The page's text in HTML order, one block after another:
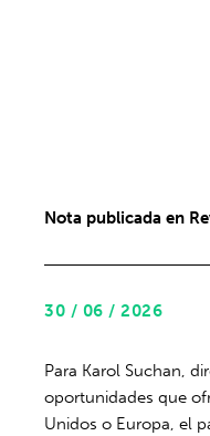
Nota publicada en
30 / 06 / 2026
Para Karol Suchan,
oportunidades que
Unidos o Europa, el